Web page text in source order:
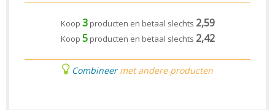
Koop 3producten en betaal slechts 2,59
Koop 5producten en betaal slechts 2,42
Combineermet andere producten